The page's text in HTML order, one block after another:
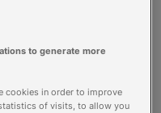
to generate more
cookies in order to improve
of visits, to allow you